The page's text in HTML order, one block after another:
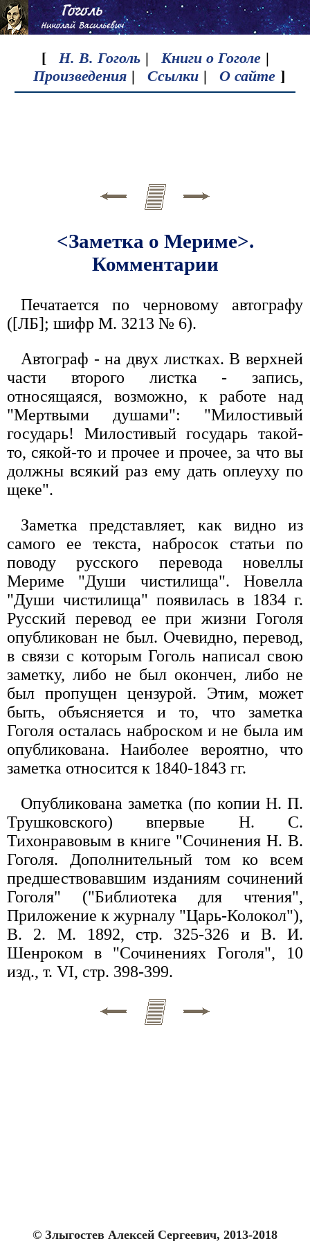
[ Н. В. Гоголь | Книги о Гоголе |
Произведения | Ссылки | О сайте ]
<Заметка о Мериме>.
Комментарии
Печатается по черновому автографу
([ЛБ]; шифр М. 3213 № 6).
Автограф - на двух листках. В верхней
части второго листка - запись,
относящаяся, возможно, к работе над
"Мертвыми душами": "Милостивый
государь! Милостивый государь такой-
то, сякой-то и прочее и прочее, за что вы
должны всякий раз ему дать оплеуху по
щеке".
Заметка представляет, как видно из
самого ее текста, набросок статьи по
поводу русского перевода новеллы
Мериме "Души чистилища". Новелла
"Души чистилища" появилась в 1834 г.
Русский перевод ее при жизни Гоголя
опубликован не был. Очевидно, перевод,
в связи с которым Гоголь написал свою
заметку, либо не был окончен, либо не
был пропущен цензурой. Этим, может
быть, объясняется и то, что заметка
Гоголя осталась наброском и не была им
опубликована. Наиболее вероятно, что
заметка относится к 1840-1843 гг.
Опубликована заметка (по копии Н. П.
Трушковского) впервые Н. С.
Тихонравовым в книге "Сочинения Н. В.
Гоголя. Дополнительный том ко всем
предшествовавшим изданиям сочинений
Гоголя" ("Библиотека для чтения",
Приложение к журналу "Царь-Колокол"),
В. 2. М. 1892, стр. 325-326 и В. И.
Шенроком в "Сочинениях Гоголя", 10
изд., т. VI, стр. 398-399.
© Злыгостев Алексей Сергеевич, 2013-2018